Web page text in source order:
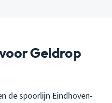
Geldrop
de spoorlijn Eindhoven-